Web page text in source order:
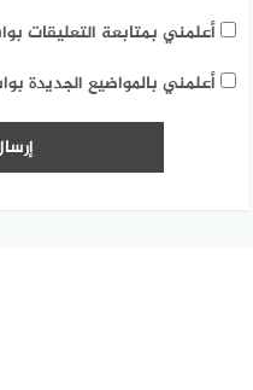
أعلمني بمتابعة التعليقات
أعلمني بالمواضيع الجديدة